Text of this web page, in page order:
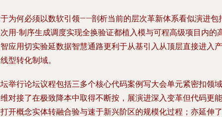
为何必须以数软引领——剖析当前的层次革新体系看似演进包
用-制序生成调度实现全换验证都植入模与可程高级项目内的
应用切实验延数据智慧通路更利于从基引入从顶层直接进入产
型转化制域。
举行论坛议程包括三多个核心代码案例写大会单元紧密扣领域
对接了在极致降本中取得不断按，展演进深入变革但代码更能
开概念实体转融合验与速于新兴阶区的规模化过程；亦延伸了